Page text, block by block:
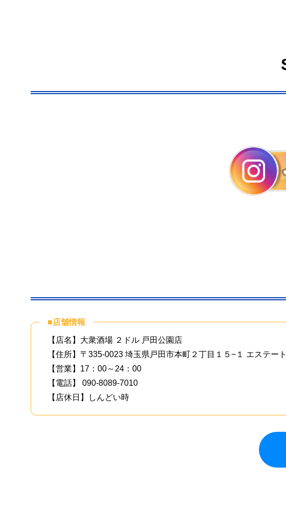
■店舗情報
【店名】大衆酒場 ２ドル 戸田公園店
【住所】 〒335-0023 埼玉県戸田市本町２丁目１５−１ エステー
【営業】17：00～24：00
【電話】 090-8089-7010
【店休日】しんどい時